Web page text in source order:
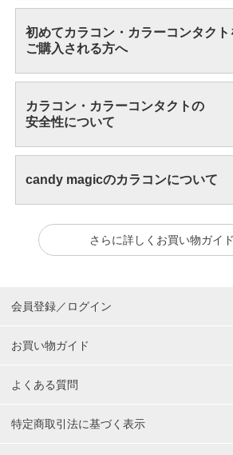
初めてカラコン・カラーコンタクト
ご購入される方へ
カラコン・カラーコンタクトの
安全性について
candy magicのカラコンについて
さらに詳しくお買い物ガイ
会員登録／ログイン
お買い物ガイド
よくある質問
特定商取引法に基づく表示